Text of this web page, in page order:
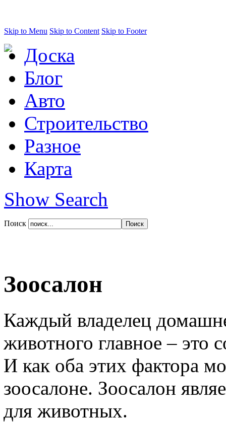
Skip to Menu Skip to Content Skip to Footer
Доска
Блог
Авто
Строительство
Разное
Карта
Show Search
Поиск
Зоосалон
Каждый владелец
животного главное – это
И как оба этих фактора
зоосалоне. Зоосалон
для животных.